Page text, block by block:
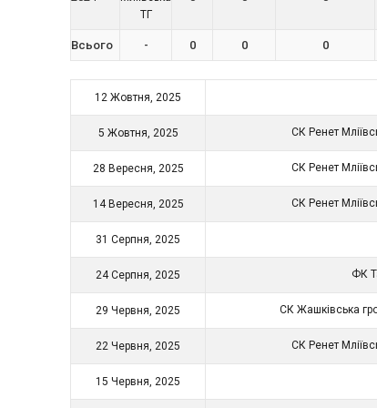
ТГ
Всього - 0 0 0
12 Жовтня, 2025
5 Жовтня, 2025 СК Ренет
28 Вересня, 2025 СК Ренет
14 Вересня, 2025 СК Ренет
31 Серпня, 2025
24 Серпня, 2025 ФК
29 Червня, 2025 СК Жашківська
22 Червня, 2025 СК Ренет
15 Червня, 2025